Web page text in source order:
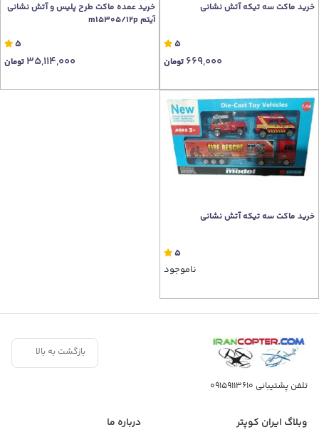
خرید ماکت سه تیکه آتش نشانی
5
669,000 تومان
خرید عمده ماکت طرح پلیس و آتش نشانی
آیتم m15305/12p
5
35,114,000 تومان
خرید ماکت سه تیکه آتش نشانی
5
ناموجود
بازگشت به بالا
تلفن پشتیبانی 09159113610
وبلاگ ایران کوپتر درباره ما